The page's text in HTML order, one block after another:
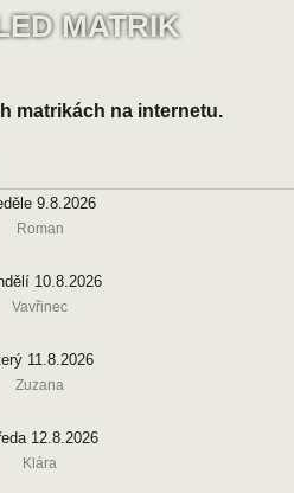
MATRIK
matrikách na internetu.
9.8.2026
Roman
10.8.2026
Vavřinec
11.8.2026
Zuzana
12.8.2026
Klára